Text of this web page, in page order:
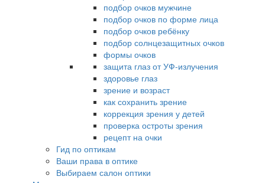
подбор очков мужчине
подбор очков по форме лица
подбор очков ребёнку
подбор солнцезащитных очков
формы очков
защита глаз от УФ-излучения
здоровье глаз
зрение и возраст
как сохранить зрение
коррекция зрения у детей
проверка остроты зрения
рецепт на очки
Гид по оптикам
Ваши права в оптике
Выбираем салон оптики